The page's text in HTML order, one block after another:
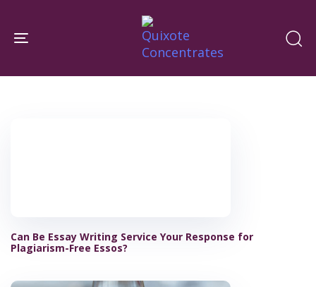
links
navigation
Toggle navigation
Can Be Essay Writing Service Your Response for
Plagiarism-Free Essos?